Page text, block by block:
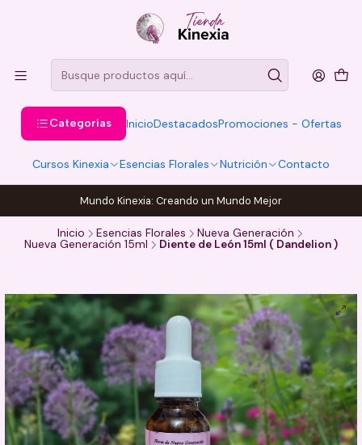
Categorías InicioDestacadosPromociones - Ofertas
Cursos Kinexia Esencias Florales Nutrición Contacto
Mundo Kinexia: Creando un Mundo Mejor
Inicio Esencias Florales
Nueva Generación
Nueva Generación 15ml
Diente de León 15ml ( Dandelion )